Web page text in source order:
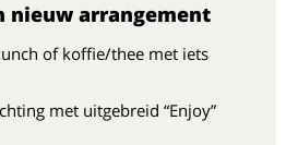
nieuw arrangement
of koffie/thee met iets
met uitgebreid “Enjoy”